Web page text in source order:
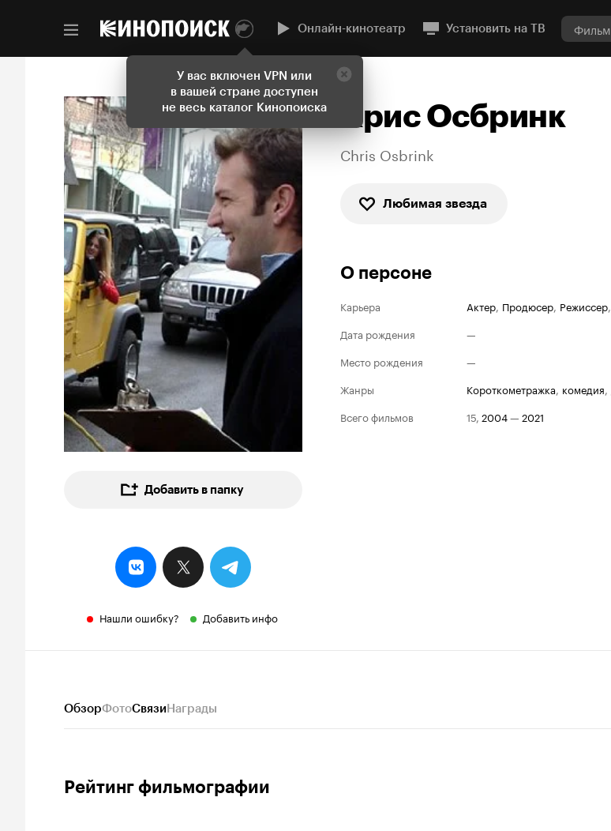
У вас включен VPN или
в вашей стране доступен
не весь каталог Кинопоиска
Онлайн-кинотеатр Установить на ТВ
Добавить в папку
Нашли ошибку? Добавить инфо
Крис Осбринк
Chris Osbrink
Любимая звезда
О персоне
Карьера Актер, Продюсер, Режиссер,
Дата рождения
—
Место рождения
—
Жанры
короткометражка, комедия,
Всего фильмов
15, 2004— 2021
ОбзорФотоСвязиНаграды
Рейтинг фильмографии